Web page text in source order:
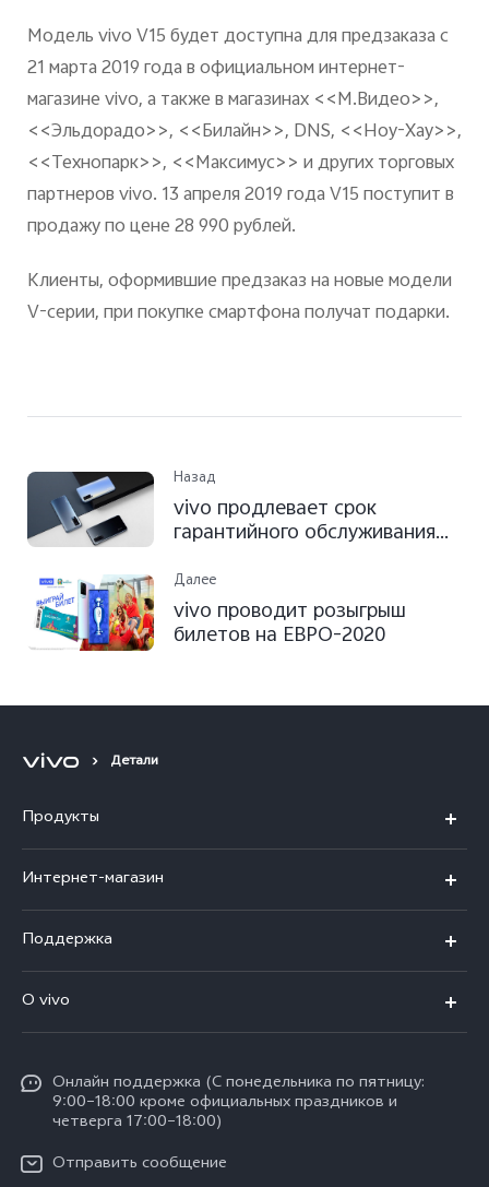
Модель vivo V15 будет доступна для предзаказа с
21 марта 2019 года в официальном интернет-
магазине vivo, а также в магазинах <<М.Видео>>,
<<Эльдорадо>>, <<Билайн>>, DNS, <<Ноу-Хау>>,
<<Технопарк>>, <<Максимус>> и других торговых
партнеров vivo. 13 апреля 2019 года V15 поступит в
продажу по цене 28 990 рублей.
Клиенты, оформившие предзаказ на новые модели
V-серии, при покупке смартфона получат подарки.
Назад
vivo продлевает срок
гарантийного обслуживания
Далее
vivo проводит розыгрыш
билетов на ЕВРО-2020
Детали
Продукты
X300 FE
V70 FE
V70
Y31d
Y11d
Интернет-магазин
V60 5G
V60 Lite
V40 Lite
Поддержка
FAQs
Funtouch OS
Сервисные центры
IMEI аутентификация
O vivo
Пресс-центр
Карьера в vivo
Юридическая информация
Oнлайн поддержка (С понедельника по пятницу:
9:00–18:00 кроме официальных праздников и
четверга 17:00–18:00)
Отправить сообщение